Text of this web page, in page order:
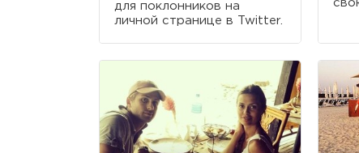
для поклонников на
личной странице в Twitter.